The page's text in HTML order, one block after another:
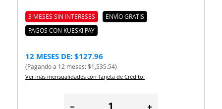
3 MESES SIN INTERESES
ENVÍO GRATIS
PAGOS CON KUESKI PAY
12 MESES DE: $127.96
(Pagando a 12 meses: $1,535.54)
Ver más mensualidades con Tarjeta de Crédito.